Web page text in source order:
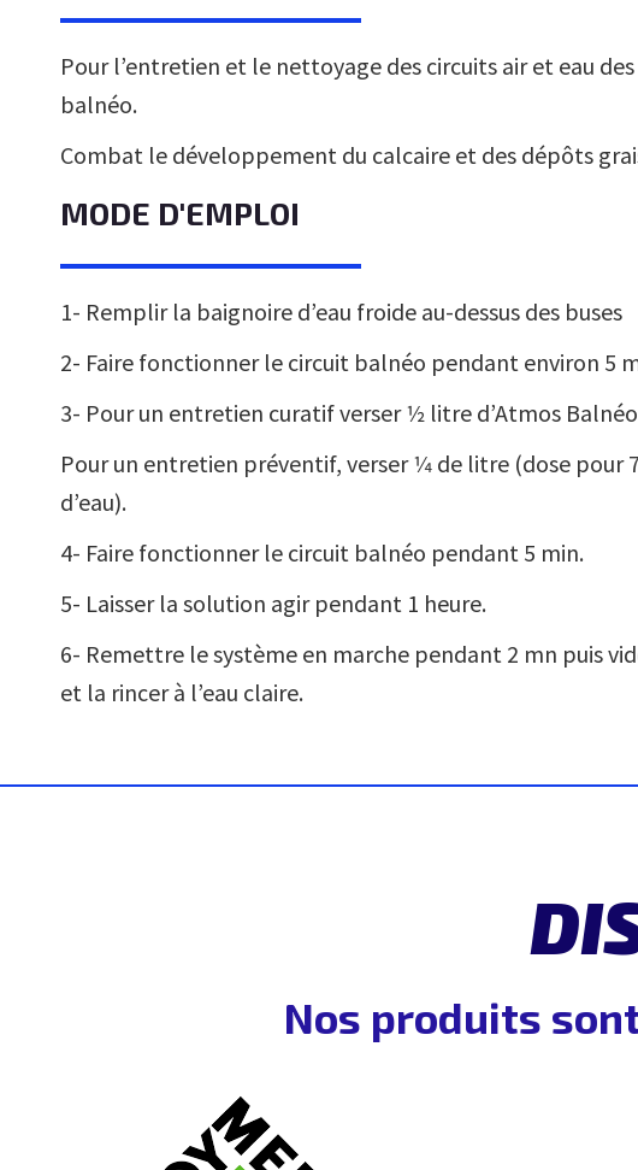
Pour l’entretien et le nettoyage des circuits air et eau
balnéo.
Combat le développement du calcaire et des dépôts
MODE D'EMPLOI
1- Remplir la baignoire d’eau froide au-dessus des buses
2- Faire fonctionner le circuit balnéo pendant environ 5
3- Pour un entretien curatif verser 1⁄2 litre d’Atmos Balnéo
Pour un entretien préventif, verser 1⁄4 de litre (dose pour
d’eau).
4- Faire fonctionner le circuit balnéo pendant 5 min.
5- Laisser la solution agir pendant 1 heure.
6- Remettre le système en marche pendant 2 mn puis
et la rincer à l’eau claire.
Nos produits